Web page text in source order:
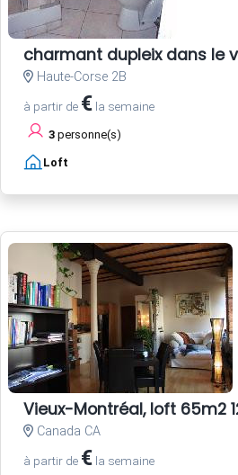
charmant dupleix dans le
Haute-Corse 2B
à partir de € la semaine
3 personne(s)
Loft
Vieux-Montréal, loft 65m2
Canada CA
à partir de € la semaine